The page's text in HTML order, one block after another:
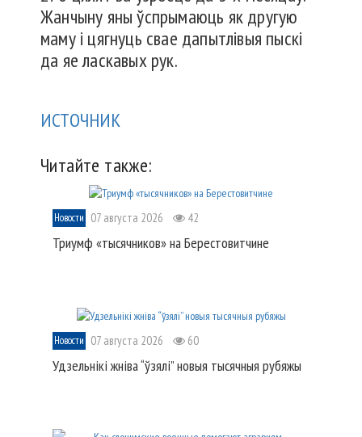
Жанчыну яны ўспрымаюць як другую
маму і цягнуць свае дапытлівыя пыскі
да яе ласкавых рук.
ИСТОЧНИК
Читайте также:
Новости 07 августа 2026 42
Триумф «тысячников» на Берестовитчине
Новости 07 августа 2026 60
Удзельнікі жніва “ўзялі” новыя тысячныя рубяжы